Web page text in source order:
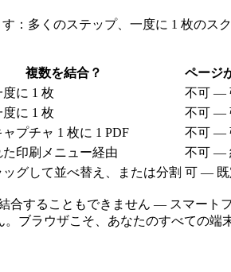
：多くのステップ、一度に 1 枚の
複数を結合？
ページ
に 1 枚
不可 —
に 1 枚
不可 —
プチャ 1 枚に 1 PDF
不可 —
印刷メニュー経由
不可 —
グして並べ替え、または分割 可 — 既
合することもできません — スマート
ブラウザこそ、あなたのすべての端